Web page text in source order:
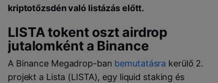
kriptotőzsdén való listázás előtt.
LISTA tokent oszt airdrop
jutalomként a Binance
A Binance Megadrop-ban bemutatásra kerülő 2.
projekt a Lista (LISTA), egy liquid staking és